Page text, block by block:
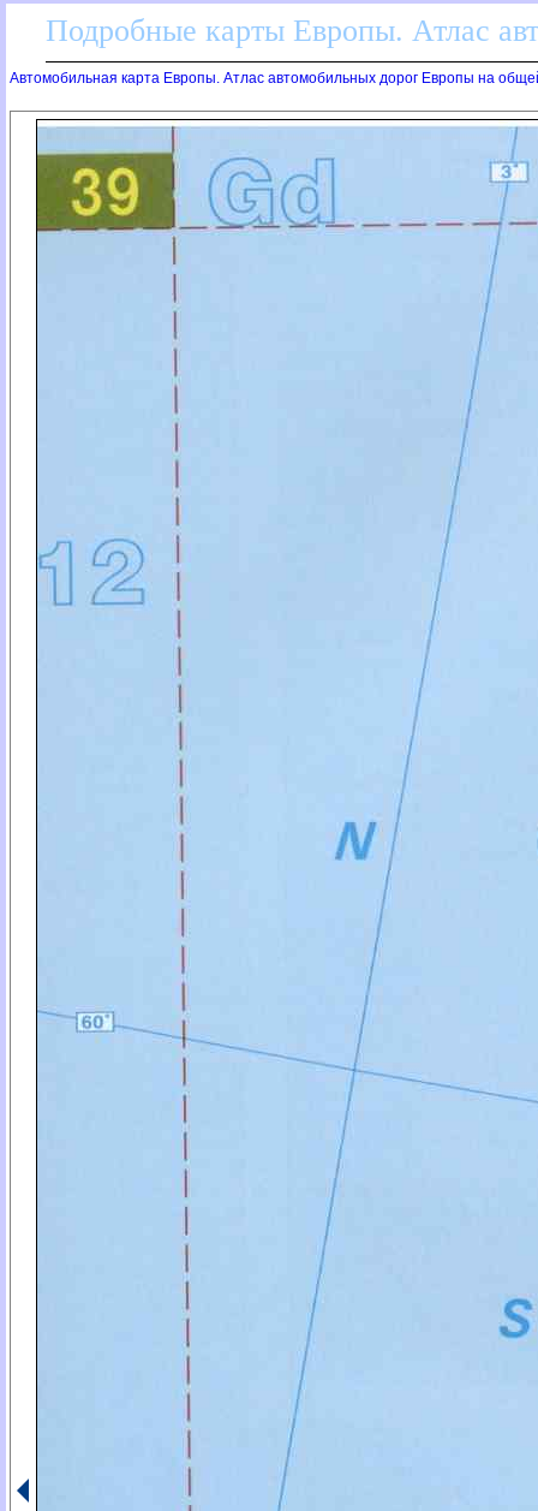
Подробные карты Европы. Атлас
Автомобильная карта Европы. Атлас автомобильных дорог Европы на